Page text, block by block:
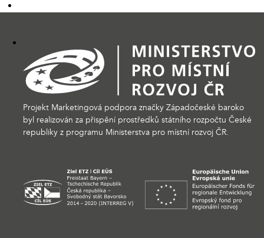
Projekt Marketingová podpora značky Západočeské baroko
byl realizován za přispění prostředků státního rozpočtu České
republiky z programu Ministerstva pro místní rozvoj ČR.